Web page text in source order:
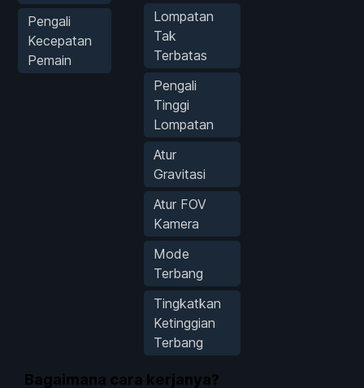
Pengali
Kecepatan
Pemain
Lompatan
Tak
Terbatas
Pengali
Tinggi
Lompatan
Atur
Gravitasi
Atur FOV
Kamera
Mode
Terbang
Tingkatkan
Ketinggian
Terbang
Bagaimana cara kerjanya?